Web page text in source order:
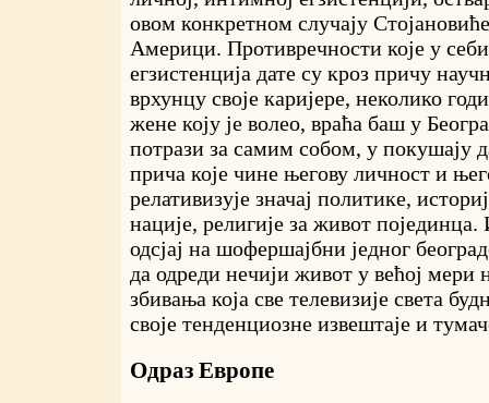
овом конкретном случају
Америци. Противречности које у
егзистенција дате су кроз причу
врхунцу своје каријере, неколико
жене коју је волео, враћа баш у
потрази за самим собом, у покушају
прича које чине његову личност и
релативизује значај политике,
нације, религије за живот појединца.
одсјај на шофершајбни једног
да одреди нечији живот у већој мери
збивања која све телевизије света
своје тенденциозне извештаје и
Одраз Европе